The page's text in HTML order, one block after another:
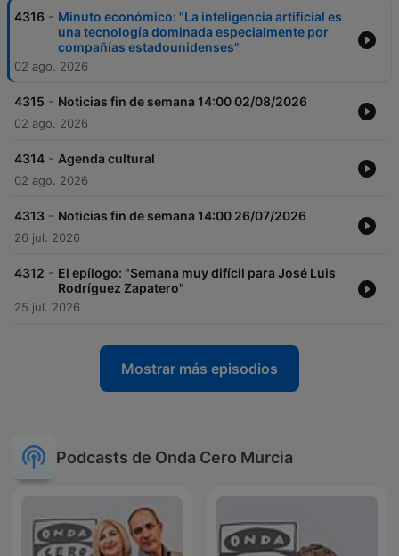
4316 - Minuto económico: "La inteligencia artificial es
una tecnología dominada especialmente por
compañías estadounidenses"
02 ago. 2026
4315 - Noticias fin de semana 14:00 02/08/2026
02 ago. 2026
4314 - Agenda cultural
02 ago. 2026
4313 - Noticias fin de semana 14:00 26/07/2026
26 jul. 2026
4312 - El epílogo: "Semana muy difícil para José Luis
Rodríguez Zapatero"
25 jul. 2026
Mostrar más episodios
Podcasts de Onda Cero Murcia